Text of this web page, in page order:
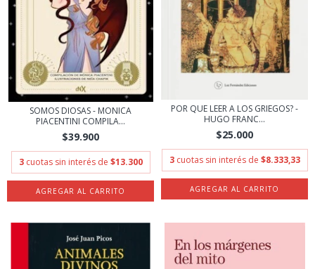
SOMOS DIOSAS - MONICA
PIACENTINI COMPILA...
$39.900
3 cuotas sin interés de $13.300
POR QUE LEER A LOS GRIEGOS? -
HUGO FRANC...
$25.000
3 cuotas sin interés de $8.333,33